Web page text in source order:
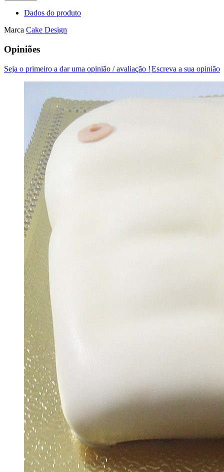
Dados do produto
Marca Cake Design
Opiniões
Escreva a sua opinião
Seja o primeiro a dar uma opinião / avaliação !